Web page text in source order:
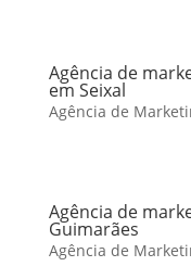
Agência de
em Seixal
Agência de
Agência de
Guimarães
Agência de